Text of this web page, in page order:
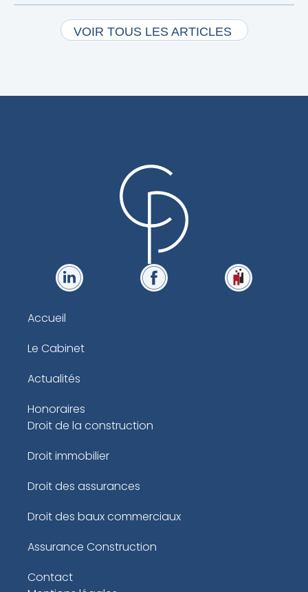
VOIR TOUS LES ARTICLES
Accueil
Le Cabinet
Actualités
Honoraires
Droit de la construction
Droit immobilier
Droit des assurances
Droit des baux commerciaux
Assurance Construction
Contact